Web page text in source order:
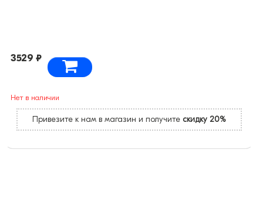
3529 ₽
Нет в наличии
Привезите к нам в магазин и получите скидку 20%